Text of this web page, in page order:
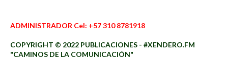
ADMINISTRADOR Cel: +57 310 8781918
COPYRIGHT © 2022 PUBLICACIONES - #XENDERO.FM
"CAMINOS DE LA COMUNICACIÓN"